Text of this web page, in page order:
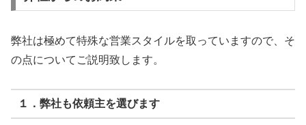
弊社は極めて特殊な営業スタイルを取っていますので、そ
の点についてご説明致します。
１．弊社も依頼主を選びます